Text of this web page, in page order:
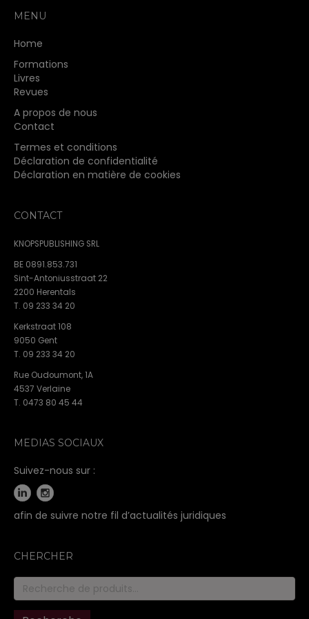
MENU
Home
Formations
Livres
Revues
A propos de nous
Contact
Termes et conditions
Déclaration de confidentialité
Déclaration en matière de cookies
CONTACT
KNOPSPUBLISHING SRL
BE 0891.853.731
Sint-Antoniusstraat 22
2200 Herentals
T. 09 233 34 20
Kerkstraat 108
9050 Gent
T. 09 233 34 20
Rue Oudoumont, 1A
4537 Verlaine
T. 0473 80 45 44
MEDIAS SOCIAUX
Suivez-nous sur :
afin de suivre notre fil d’actualités juridiques
CHERCHER
Recherche
pour :